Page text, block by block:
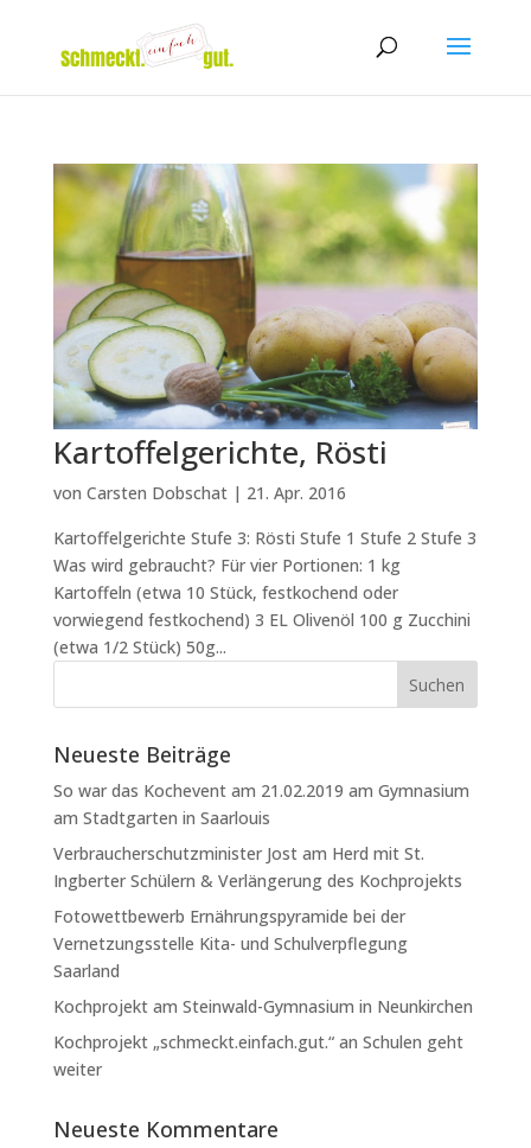
Kartoffelgerichte, Rösti
von Carsten Dobschat| 21. Apr. 2016
Kartoffelgerichte Stufe 3: Rösti Stufe 1 Stufe 2 Stufe 3
Was wird gebraucht? Für vier Portionen: 1 kg
Kartoffeln (etwa 10 Stück, festkochend oder
vorwiegend festkochend) 3 EL Olivenöl 100 g Zucchini
(etwa 1/2 Stück) 50g...
Neueste Beiträge
So war das Kochevent am 21.02.2019 am Gymnasium
am Stadtgarten in Saarlouis
Verbraucherschutzminister Jost am Herd mit St.
Ingberter Schülern & Verlängerung des Kochprojekts
Fotowettbewerb Ernährungspyramide bei der
Vernetzungsstelle Kita- und Schulverpflegung
Saarland
Kochprojekt am Steinwald-Gymnasium in Neunkirchen
Kochprojekt „schmeckt.einfach.gut.“ an Schulen geht
weiter
Neueste Kommentare